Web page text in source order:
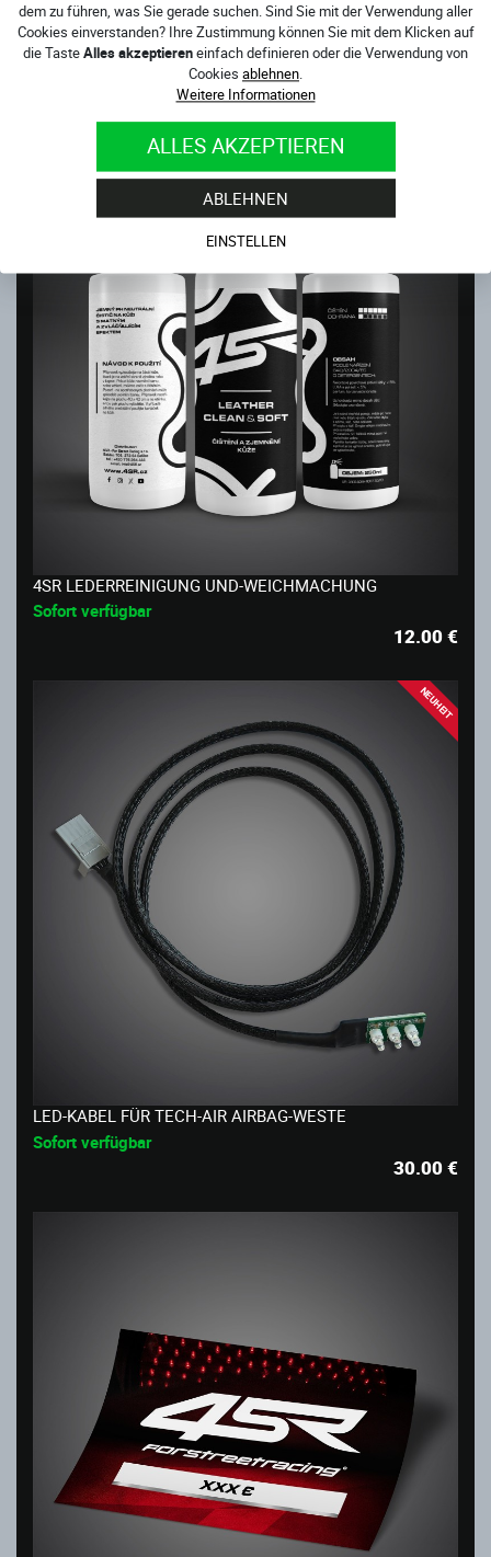
dem zu führen, was Sie gerade suchen. Sind Sie mit der Verwendung aller
Cookies einverstanden? Ihre Zustimmung können Sie mit dem Klicken auf
die TasteAlles akzeptiereneinfach definieren oder die Verwendung von
Cookies ablehnen.
Weitere Informationen
ALLES AKZEPTIEREN
ABLEHNEN
EINSTELLEN
4SR UV-SCHUTZ UND IMPRÄGNIERUNG FÜR LEDER
4SR LEDERREINIGUNG UND-WEICHMACHUNG
Sofort verfügbar
12.00€
NEUHEIT
LED-KABEL FÜR TECH-AIR AIRBAG-WESTE
Sofort verfügbar
30.00€